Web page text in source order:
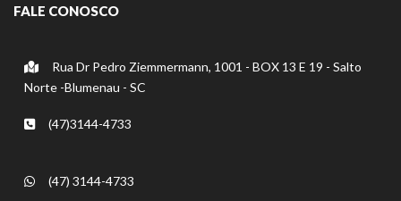
FALE CONOSCO
Rua Dr Pedro Ziemmermann, 1001 - BOX 13 E 19 - Salto
Norte -Blumenau - SC
(47)3144-4733
(47) 3144-4733